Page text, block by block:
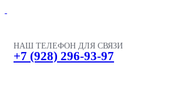
НАШ ТЕЛЕФОН ДЛЯ СВЯЗИ
+7 (928) 296-93-97